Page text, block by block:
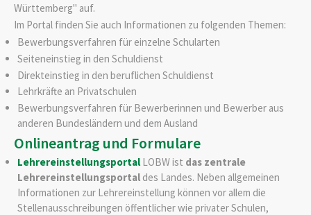
Württemberg" auf.
Im Portal finden Sie auch Informationen zu folgenden Themen:
Bewerbungsverfahren für einzelne Schularten
Seiteneinstieg in den Schuldienst
Direkteinstieg in den beruflichen Schuldienst
Lehrkräfte an Privatschulen
Bewerbungsverfahren für Bewerberinnen und Bewerber aus
anderen Bundesländern und dem Ausland
Onlineantrag und Formulare
Lehrereinstellungsportal LOBW ist das zentrale
Lehrereinstellungsportaldes Landes. Neben allgemeinen
Informationen zur Lehrereinstellung können vor allem die
Stellenausschreibungen öffentlicher wie privater Schulen,